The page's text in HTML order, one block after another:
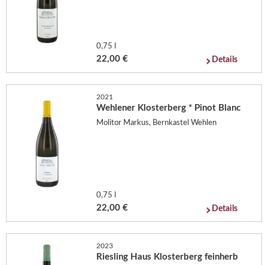
0,75 l
22,00 € Details
2021
Wehlener Klosterberg * Pinot Blanc
Molitor Markus, Bernkastel Wehlen
0,75 l
22,00 € Details
2023
Riesling Haus Klosterberg feinherb